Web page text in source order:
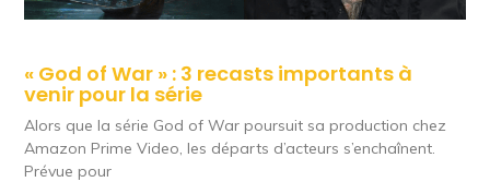
« God of War » : 3 recasts importants à
venir pour la série
Alors que la série God of War poursuit sa production chez
Amazon Prime Video, les départs d’acteurs s’enchaînent.
Prévue pour